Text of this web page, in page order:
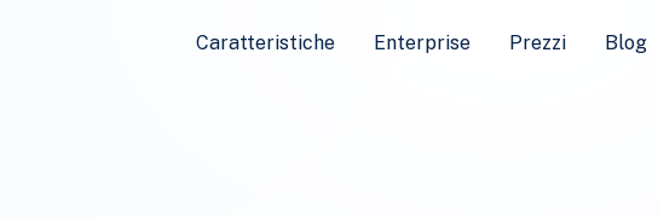
Caratteristiche Enterprise Prezzi Blog